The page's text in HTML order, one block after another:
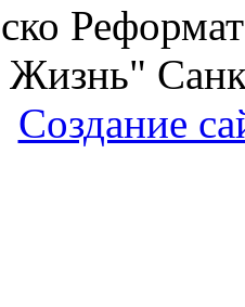
Жизнь"
Создание